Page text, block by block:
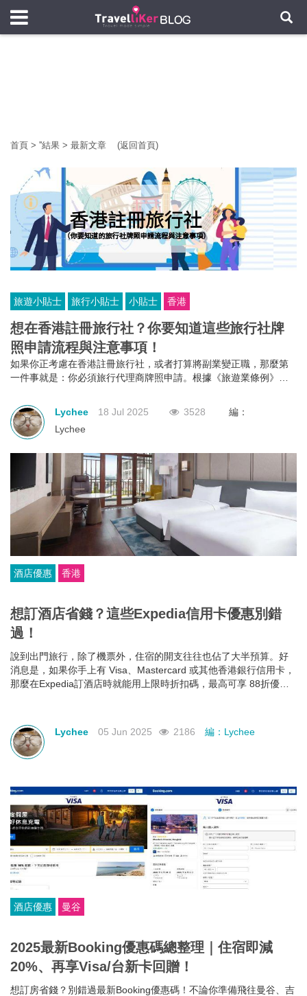
首頁 > ''結果 > 最新文章 (返回首頁)
旅遊小貼士 旅行小貼士 小貼士 香港
想在香港註冊旅行社？你要知道這些旅行社牌
照申請流程與注意事項！
如果你正考慮在香港註冊旅行社，或者打算將副業變正職，那麼第
一件事就是：你必須旅行代理商牌照申請。根據《旅遊業條例》第
遊團或接待到港旅客的業務，都必須向旅遊業監管局申請並持有有
效的旅行代理商牌照。沒有這個牌照？那就不能經營！
Lychee 18 Jul 2025 3528
編：
Lychee
酒店優惠 香港
想訂酒店省錢？這些Expedia信用卡優惠別錯
過！
說到出門旅行，除了機票外，住宿的開支往往也佔了大半預算。好
消息是，如果你手上有 Visa、Mastercard 或其他香港銀行信用卡，
那麼在Expedia訂酒店時就能用上限時折扣碼，最高可享 88折優
Lychee
05 Jun 2025 2186 編：Lychee
酒店優惠 曼谷
2025最新Booking優惠碼總整理｜住宿即減
20%、再享Visa/台新卡回贈！
想訂房省錢？別錯過最新Booking優惠碼！不論你準備飛往曼谷、吉